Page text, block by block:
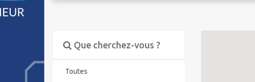
Que cherchez-vous ?
Toutes